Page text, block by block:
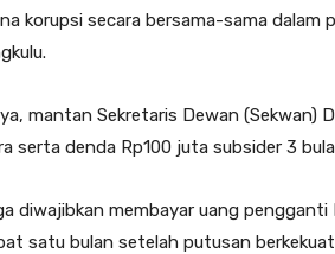
korupsi secara bersama-sama dalam
mantan Sekretaris Dewan (Sekwan)
serta denda Rp100 juta subsider 3
diwajibkan membayar uang pengganti
satu bulan setelah putusan